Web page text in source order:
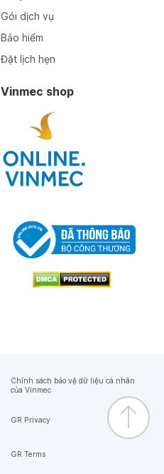
Gói dịch vụ
Bảo hiểm
Đặt lịch hẹn
Vinmec shop
Chính sách bảo vệ dữ liệu cá nhân
của Vinmec
GR Privacy
GR Terms